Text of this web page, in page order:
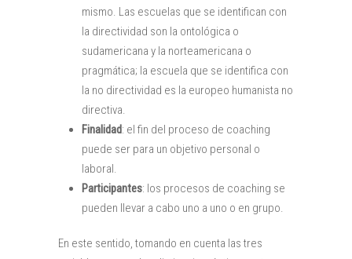
mismo. Las escuelas que se identifican con
la directividad son la ontológica o
sudamericana y la norteamericana o
pragmática; la escuela que se identifica con
la no directividad es la europeo humanista no
directiva.
Finalidad: el fin del proceso de coaching
puede ser para un objetivo personal o
laboral.
Participantes: los procesos de coaching se
pueden llevar a cabo uno a uno o en grupo.
En este sentido, tomando en cuenta las tres